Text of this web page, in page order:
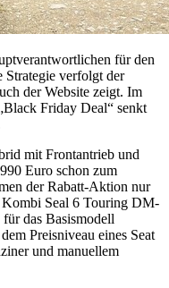
für den
Strategie verfolgt der
der Website zeigt. Im
Friday Deal“ senkt
mit Frontantrieb und
Euro schon zum
der Rabatt-Aktion nur
Kombi Seal 6 Touring DM-
das Basismodell
Preisniveau eines Seat
und manuellem